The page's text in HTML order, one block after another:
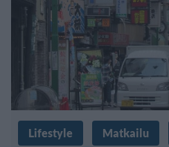
Lifestyle Matkailu